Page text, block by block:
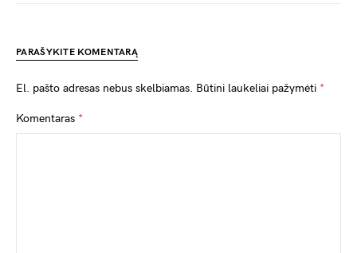
PARAŠYKITE KOMENTARĄ
El. pašto adresas nebus skelbiamas. Būtini laukeliai pažymėti *
Komentaras *